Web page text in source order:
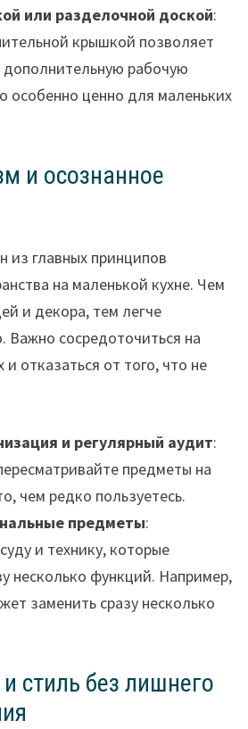
или разделочной доской:
крышкой позволяет
дополнительную рабочую
особенно ценно для маленьких
и осознанное
главных принципов
на маленькой кухне. Чем
и декора, тем легче
Важно сосредоточиться на
отказаться от того, что не
и регулярный аудит:
предметы на
чем редко пользуетесь.
предметы:
и технику, которые
несколько функций. Например,
заменить сразу несколько
стиль без лишнего